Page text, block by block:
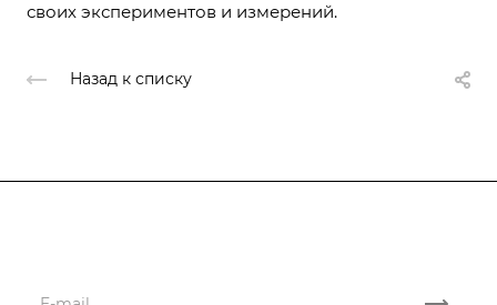
своих экспериментов и измерений.
Назад к списку